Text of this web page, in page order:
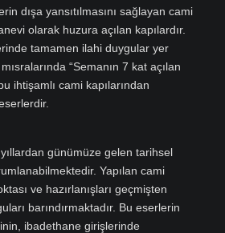
dışa yansıtılmasını sağlayan cami
olarak huzura açılan kapılardır.
tamamen ilahi duygular yer
“Semanın 7 kat açılan
ihtişamlı cami kapılarından
günümüze gelen tarihsel
Yapılan cami
ve hazırlanışları geçmişten
barındırmaktadır. Bu eserlerin
ibadethane girişlerinde